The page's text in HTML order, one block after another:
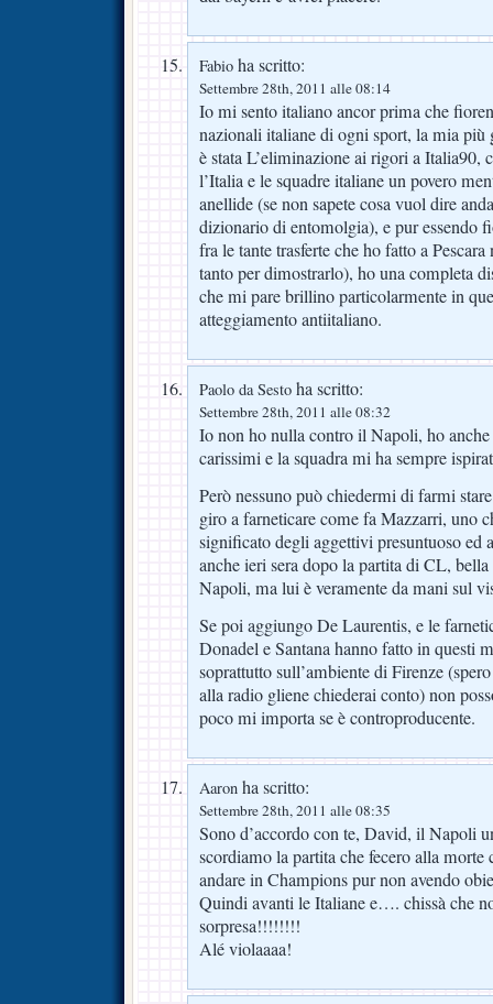
Fabio ha scritto:
Settembre 28th, 2011 alle 08:14
Io mi sento italiano ancor prima che
nazionali italiane di ogni sport, la mia più
è stata L’eliminazione ai rigori a Italia90,
l’Italia e le squadre italiane un povero
anellide (se non sapete cosa vuol dire
dizionario di entomolgia), e pur essendo
fra le tante trasferte che ho fatto a
tanto per dimostrarlo), ho una completa
che mi pare brillino particolarmente in
atteggiamento antiitaliano.
Paolo da Sesto ha scritto:
Settembre 28th, 2011 alle 08:32
Io non ho nulla contro il Napoli, ho
carissimi e la squadra mi ha sempre
Però nessuno può chiedermi di farmi
giro a farneticare come fa Mazzarri, uno
significato degli aggettivi presuntuoso ed
anche ieri sera dopo la partita di CL,
Napoli, ma lui è veramente da mani sul
Se poi aggiungo De Laurentis, e le
Donadel e Santana hanno fatto in questi
soprattutto sull’ambiente di Firenze
alla radio gliene chiederai conto) non
poco mi importa se è controproducente.
Aaron ha scritto:
Settembre 28th, 2011 alle 08:35
Sono d’accordo con te, David, il Napoli
scordiamo la partita che fecero alla
andare in Champions pur non avendo
Quindi avanti le Italiane e…. chissà che
sorpresa!!!!!!!!
Alé violaaaa!